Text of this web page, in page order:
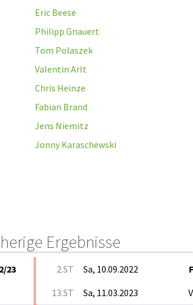
Eric Beese
Philipp Gnauert
Tom Polaszek
Valentin Arlt
Chris Heinze
Fabian Brand
Jens Niemitz
Jonny Karaschewski
Ergebnisse
23 2.ST Sa, 10.09.2022
13.ST
Sa, 11.03.2023